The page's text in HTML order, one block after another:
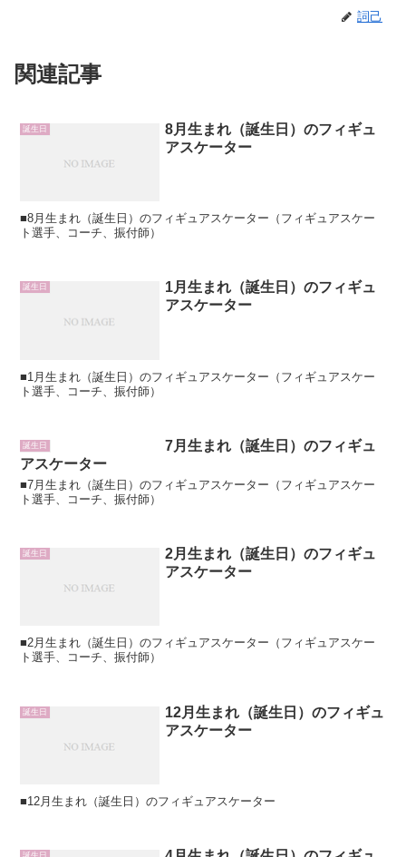
詞己
関連記事
誕生日
8月生まれ（誕生日）のフィギュ
アスケーター
■8月生まれ（誕生日）のフィギュアスケーター（フィギュアスケー
ト選手、コーチ、振付師）
誕生日
1月生まれ（誕生日）のフィギュ
アスケーター
■1月生まれ（誕生日）のフィギュアスケーター（フィギュアスケー
ト選手、コーチ、振付師）
誕生日
7月生まれ（誕生日）のフィギュ
アスケーター
■7月生まれ（誕生日）のフィギュアスケーター（フィギュアスケー
ト選手、コーチ、振付師）
誕生日
2月生まれ（誕生日）のフィギュ
アスケーター
■2月生まれ（誕生日）のフィギュアスケーター（フィギュアスケー
ト選手、コーチ、振付師）
誕生日
12月生まれ（誕生日）のフィギュ
アスケーター
■12月生まれ（誕生日）のフィギュアスケーター
誕生日